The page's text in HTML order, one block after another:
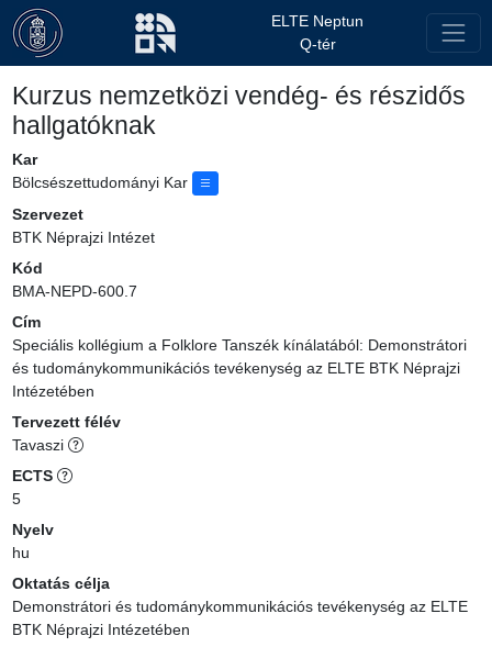
ELTE Neptun
Q-tér
Kurzus nemzetközi vendég- és részidős
hallgatóknak
Kar
Bölcsészettudományi Kar
Szervezet
BTK Néprajzi Intézet
Kód
BMA-NEPD-600.7
Cím
Speciális kollégium a Folklore Tanszék kínálatából: Demonstrátori
és tudománykommunikációs tevékenység az ELTE BTK Néprajzi
Intézetében
Tervezett félév
Tavaszi
ECTS
5
Nyelv
hu
Oktatás célja
Demonstrátori és tudománykommunikációs tevékenység az ELTE
BTK Néprajzi Intézetében